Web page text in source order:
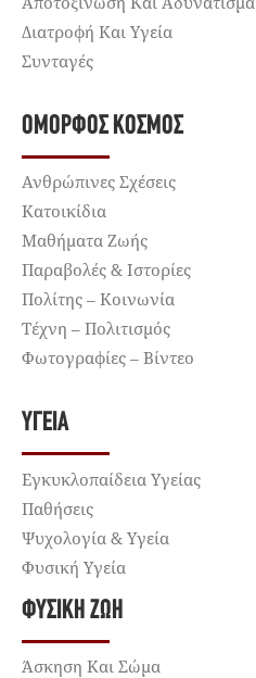
Διατροφή Και Υγεία
Συνταγές
ΌΜΟΡΦΟΣ ΚΌΣΜΟΣ
Ανθρώπινες Σχέσεις
Κατοικίδια
Μαθήματα Ζωής
Παραβολές & Ιστορίες
Πολίτης – Κοινωνία
Τέχνη – Πολιτισμός
Φωτογραφίες – Βίντεο
ΥΓΕΊΑ
Εγκυκλοπαίδεια Υγείας
Παθήσεις
Ψυχολογία & Υγεία
Φυσική Υγεία
ΦΥΣΙΚΉ ΖΩΉ
Άσκηση Και Σώμα